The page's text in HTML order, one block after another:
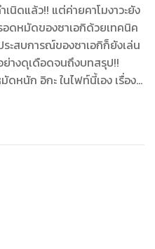
นิดแล้ว!! แต่ค่ายคาโมงาวะยัง
ดหมัดของซาเอกิด้วยเทคนิค
ะสบการณ์ของซาเอกิก็ยังเล่น
างดุเดือดจนถึงบทสรุป!!
หนัก อิกะ ในไฟท์นี้เอง เรื่อง